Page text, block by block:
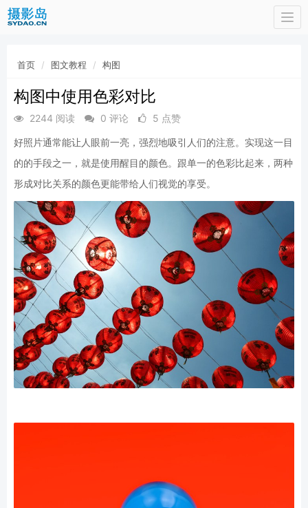
首页 图文教程 构图
构图中使用色彩对比
2244 阅读 0 评论 5 点赞
好照片通常能让人眼前一亮，强烈地吸引人们的注意。实现这一目
的的手段之一，就是使用醒目的颜色。跟单一的色彩比起来，两种
形成对比关系的颜色更能带给人们视觉的享受。